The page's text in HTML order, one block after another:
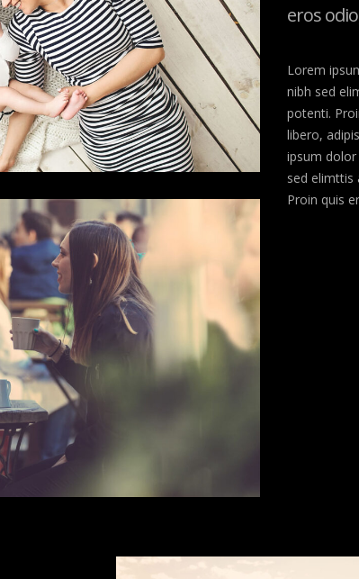
eros
Lorem
nibh sed
potenti.
libero,
ipsum
sed elimttis
Proin quis